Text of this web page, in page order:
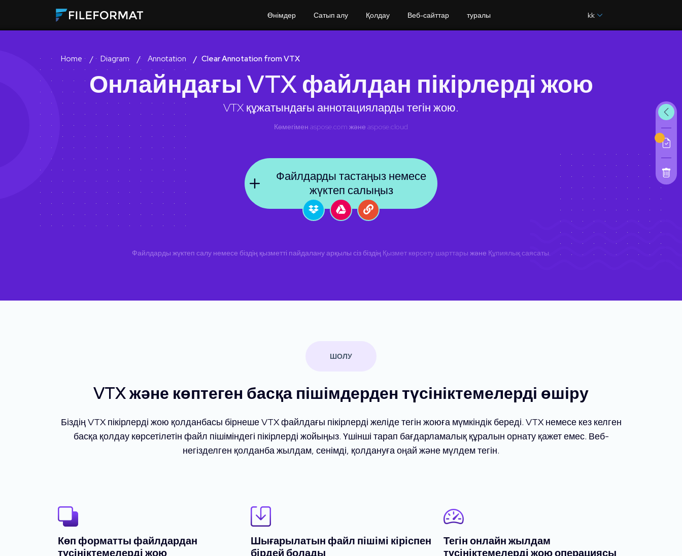
kk
Өнімдер Сатып алу Қолдау Веб-сайттар туралы
Home Diagram Annotation Clear Annotation from VTX
Онлайндағы VTX файлдан пікірлерді жою
VTX құжатындағы аннотацияларды тегін жою.
Көмегімен aspose.com және aspose.cloud
Файлдарды тастаңыз немесе
жүктеп салыңыз
Файлдарды жүктеп салу немесе біздің қызметті пайдалану арқылы сіз біздің Қызмет көрсету шарттары және Құпиялық саясаты
ШОЛУ
VTX және көптеген басқа пішімдерден түсініктемелерді өшіру
Біздің VTX пікірлерді жою қолданбасы бірнеше VTX файлдағы пікірлерді желіде тегін жоюға мүмкіндік береді. VTX немесе кез келген
басқа қолдау көрсетілетін файл пішіміндегі пікірлерді жойыңыз. Үшінші тарап бағдарламалық құралын орнату қажет емес. Веб-
негізделген қолданба жылдам, сенімді, қолдануға оңай және мүлдем тегін.
Көп форматты файлдардан
түсініктемелерді жою
Шығарылатын файл пішімі кіріспен
бірдей болады
Тегін онлайн жылдам
түсініктемелерді жою операциясы